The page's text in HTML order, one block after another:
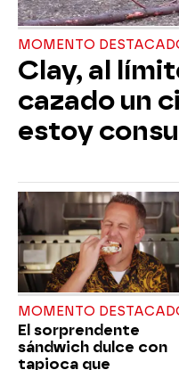
MOMENTO
Clay, al
cazado un
estoy
MOMENTO
El sorprendente
sándwich dulce con
tapioca que